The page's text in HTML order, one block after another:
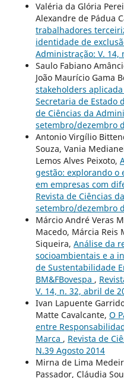
Valéria da Glória
Alexandre de Pádua
trabalhadores
identidade de
Administração: V. 14,
Saulo Fabiano
João Maurício Gama
stakeholders
Secretaria de Estado
de Ciências da
setembro/dezembro
Antonio Virgílio
Souza, Vania
Lemos Alves Peixoto,
gestão: explorando o
em empresas com
Revista de Ciências
setembro/dezembro
Márcio André Veras
Macedo, Márcia Reis
Siqueira, Análise da
socioambientais e a
de Sustentabilidade
BM&FBovespa ,
V. 14, n. 32, abril de
Ivan Lapuente
Matte Cavalcante, O
entre
Marca , Revista de
N.39 Agosto 2014
Mirna de Lima
Passador, Cláudia